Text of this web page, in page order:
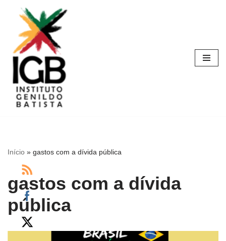
para
conteúdo
Início » gastos com a dívida pública
gastos com a dívida
pública